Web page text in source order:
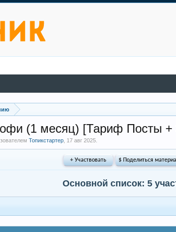
(1 месяц) [Тариф Посты
Топикстартер 17 авг 2025
+ Участвовать $ Поделиться
Основной список: 5